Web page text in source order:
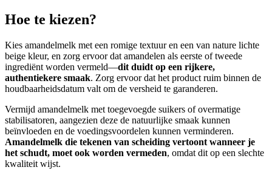
Hoe te kiezen?
Kies amandelmelk met een romige textuur en een van nature lichte
beige kleur, en zorg ervoor dat amandelen als eerste of tweede
ingrediënt worden vermeld—dit duidt op een rijkere,
authentiekere smaak. Zorg ervoor dat het product ruim binnen de
houdbaarheidsdatum valt om de versheid te garanderen.
Vermijd amandelmelk met toegevoegde suikers of overmatige
stabilisatoren, aangezien deze de natuurlijke smaak kunnen
beïnvloeden en de voedingsvoordelen kunnen verminderen.
Amandelmelk die tekenen van scheiding vertoont wanneer je
het schudt, moet ook worden vermeden, omdat dit op een slechte
kwaliteit wijst.